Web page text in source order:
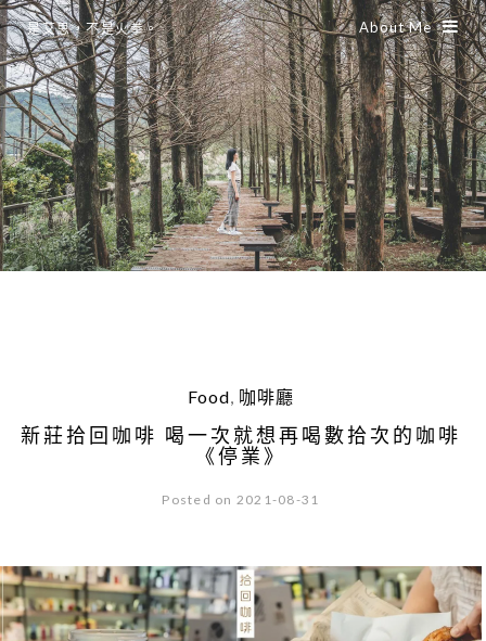
是艾思，不是火拳。 About Me
Food, 咖啡廳
新莊拾回咖啡 喝一次就想再喝數拾次的咖啡
《停業》
Posted on 2021-08-31